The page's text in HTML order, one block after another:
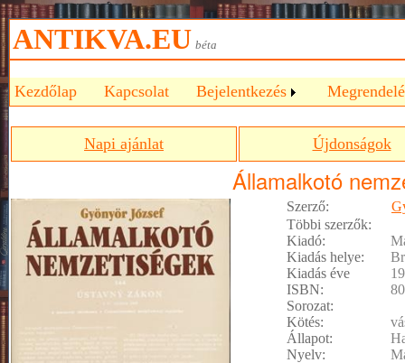
ANTIKVA.EU béta
Kezdőlap Kapcsolat Bejelentkezés
Napi ajánlat Újdonságok
Államalkotó
Szerző:
Többi szerzők:
Kiadó:
Kiadás helye:
Kiadás éve
ISBN:
Sorozat:
Kötés:
Állapot:
Nyelv: